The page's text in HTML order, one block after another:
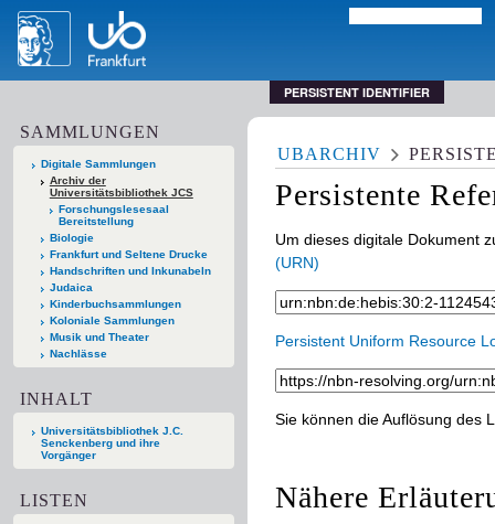
PERSISTENT IDENTIFIER
SAMMLUNGEN
Digitale Sammlungen
Archiv der
Universitätsbibliothek JCS
Forschungslesesaal
Bereitstellung
Biologie
Frankfurt und Seltene Drucke
Handschriften und Inkunabeln
Judaica
Kinderbuchsammlungen
Koloniale Sammlungen
Musik und Theater
Nachlässe
INHALT
Universitätsbibliothek J.C.
Senckenberg und ihre
Vorgänger
LISTEN
UBARCHIV
Persistente
Um dieses digitale Dokument
(URN)
Persistent Uniform Resource
Sie können die Auflösung des
Nähere